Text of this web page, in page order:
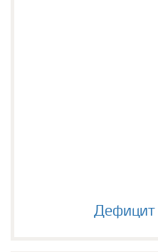
Дефицит марганца
Дефицит